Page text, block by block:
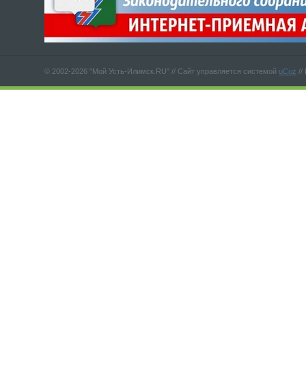
© 2002-2026 "Мой Усть-Илимск.RU" // Сайт управляется системой uCoz //